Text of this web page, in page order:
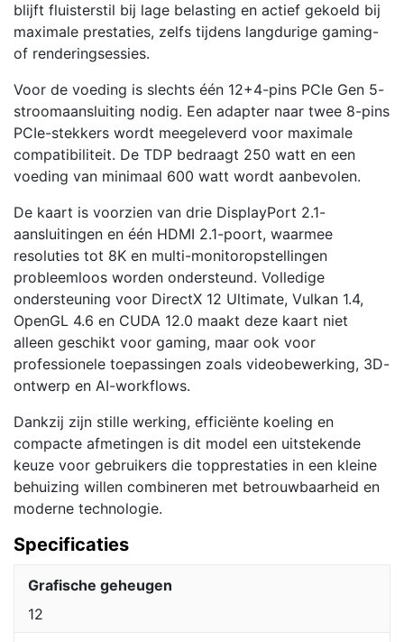
blijft fluisterstil bij lage belasting en actief gekoeld bij
maximale prestaties, zelfs tijdens langdurige gaming-
of renderingsessies.
Voor de voeding is slechts één 12+4-pins PCIe Gen 5-
stroomaansluiting nodig. Een adapter naar twee 8-pins
PCIe-stekkers wordt meegeleverd voor maximale
compatibiliteit. De TDP bedraagt 250 watt en een
voeding van minimaal 600 watt wordt aanbevolen.
De kaart is voorzien van drie DisplayPort 2.1-
aansluitingen en één HDMI 2.1-poort, waarmee
resoluties tot 8K en multi-monitoropstellingen
probleemloos worden ondersteund. Volledige
ondersteuning voor DirectX 12 Ultimate, Vulkan 1.4,
OpenGL 4.6 en CUDA 12.0 maakt deze kaart niet
alleen geschikt voor gaming, maar ook voor
professionele toepassingen zoals videobewerking, 3D-
ontwerp en AI-workflows.
Dankzij zijn stille werking, efficiënte koeling en
compacte afmetingen is dit model een uitstekende
keuze voor gebruikers die topprestaties in een kleine
behuizing willen combineren met betrouwbaarheid en
moderne technologie.
Specificaties
Grafische geheugen
12